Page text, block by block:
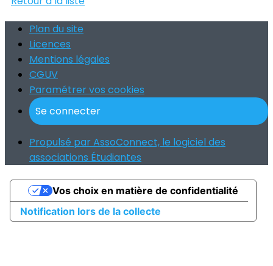
Plan du site
Licences
Mentions légales
CGUV
Paramétrer vos cookies
Se connecter
Propulsé par AssoConnect, le logiciel des
associations Étudiantes
Notification lors de la collecte
Vos choix en matière de confidentialité